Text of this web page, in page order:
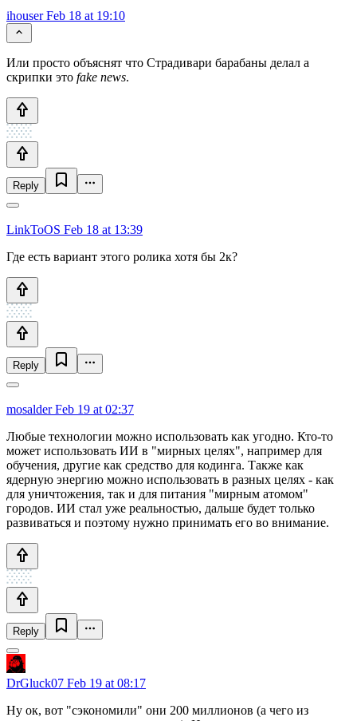
ihouserFeb 18 at 19:10
Или просто объяснят что Страдивари барабаны делал а
скрипки это fake news.
Reply
LinkToOS Feb 18 at 13:39
Где есть вариант этого ролика хотя бы 2к?
Reply
mosalderFeb 19 at 02:37
Любые технологии можно использовать как угодно. Кто-то
может использовать ИИ в "мирных целях", например для
обучения, другие как средство для кодинга. Также как
ядерную энергию можно использовать в разных целях - как
для уничтожения, так и для питания "мирным атомом"
городов. ИИ стал уже реальностью, дальше будет только
развиваться и поэтому нужно принимать его во внимание.
Reply
DrGluck07 Feb 19 at 08:17
Ну ок, вот "сэкономили" они 200 миллионов (а чего из